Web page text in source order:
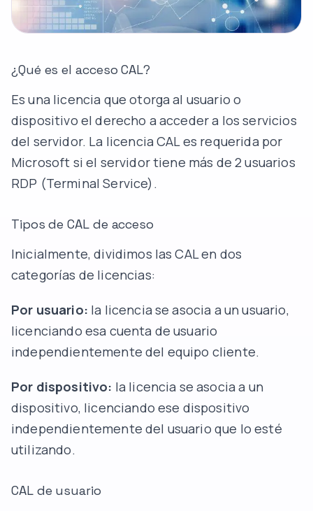
¿Qué es el acceso CAL?
Es una licencia que otorga al usuario o
dispositivo el derecho a acceder a los servicios
del servidor. La licencia CAL es requerida por
Microsoft si el servidor tiene más de 2 usuarios
RDP (Terminal Service).
Tipos de CAL de acceso
Inicialmente, dividimos las CAL en dos
categorías de licencias:
Por usuario: la licencia se asocia a un usuario,
licenciando esa cuenta de usuario
independientemente del equipo cliente.
Por dispositivo: la licencia se asocia a un
dispositivo, licenciando ese dispositivo
independientemente del usuario que lo esté
utilizando.
CAL de usuario